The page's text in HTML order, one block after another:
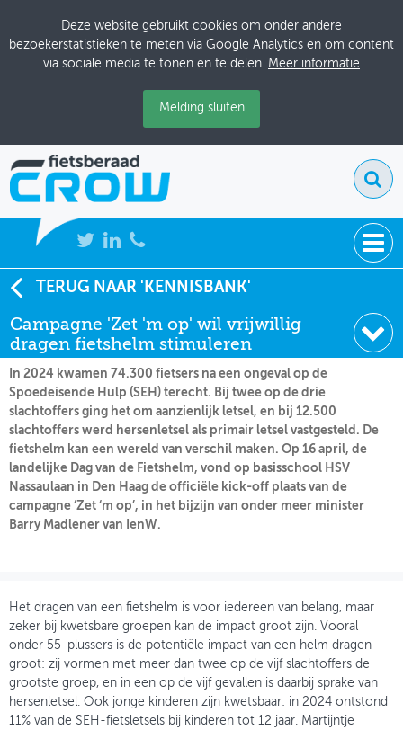
Deze website gebruikt cookies om onder andere
bezoekerstatistieken te meten via Google Analytics en om content
via sociale media te tonen en te delen. Meer informatie
Melding sluiten
NIEUWS
BIJEENKOMSTEN
KENNISBANK
ADRESSENBOEK
OVER FIETSBERAAD
THEMASITES
MIJN PROFIEL
TERUG NAAR 'KENNISBANK'
Campagne 'Zet 'm op' wil vrijwillig
dragen fietshelm stimuleren
Soort:
Nieuws Fietsberaad
Datum:
24-04-2025
In 2024 kwamen 74.300 fietsers na een ongeval op de
Spoedeisende Hulp (SEH) terecht. Bij twee op de drie
slachtoffers ging het om aanzienlijk letsel, en bij 12.500
slachtoffers werd hersenletsel als primair letsel vastgesteld. De
fietshelm kan een wereld van verschil maken. Op 16 april, de
landelijke Dag van de Fietshelm, vond op basisschool HSV
Nassaulaan in Den Haag de officiële kick-off plaats van de
campagne ‘Zet ‘m op’, in het bijzijn van onder meer minister
Barry Madlener van IenW.
Het dragen van een fietshelm is voor iedereen van belang, maar
zeker bij kwetsbare groepen kan de impact groot zijn. Vooral
onder 55-plussers is de potentiële impact van een helm dragen
groot: zij vormen met meer dan twee op de vijf slachtoffers de
grootste groep, en in een op de vijf gevallen is daarbij sprake van
hersenletsel. Ook jonge kinderen zijn kwetsbaar: in 2024 ontstond
11% van de SEH-fietsletsels bij kinderen tot 12 jaar. Martijntje